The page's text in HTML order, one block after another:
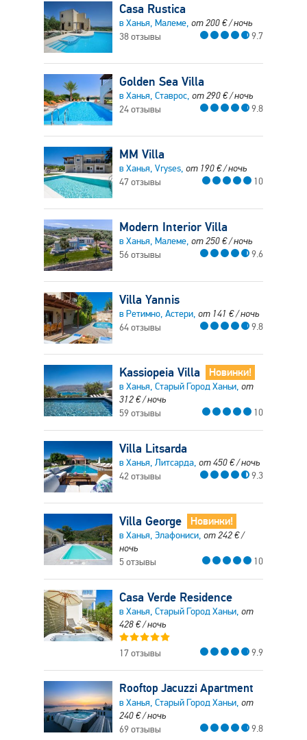
Casa Rustica
в Ханья, Малеме, от200€/ ночь
38 отзывы
9.7
Golden Sea Villa
в Ханья, Ставрос, от290€/ ночь
24 отзывы
9.8
MM Villa
в Ханья, Vryses, от 190€/ ночь
47 отзывы
10
Modern Interior Villa
в Ханья, Малеме, от250€/ ночь
56 отзывы
9.6
Villa Yannis
в Ретимно, Астери, от 141 €/ ночь
64 отзывы
9.8
Kassiopeia Villa Новинки!
в Ханья, Старый Город Ханьи, от
312€/ ночь
59 отзывы
10
Villa Litsarda
в Ханья, Литсарда, от450€/ ночь
42 отзывы
9.3
Villa George Новинки!
в Ханья, Элафониси, от242€/
ночь
5 отзывы
10
Casa Verde Residence
в Ханья, Старый Город Ханьи, от
428€/ ночь
17 отзывы 9.9
Rooftop Jacuzzi Apartment
в Ханья, Старый Город Ханьи, от
240€/ ночь
69 отзывы
9.8